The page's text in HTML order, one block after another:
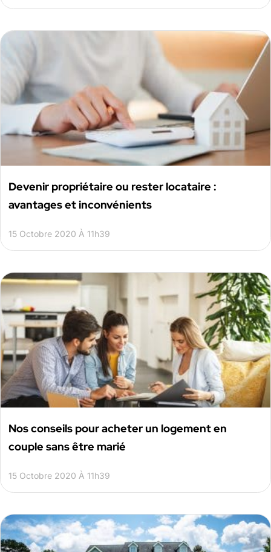
Devenir propriétaire ou rester locataire :
avantages et inconvénients
15 Octobre 2020 À 11h39
Nos conseils pour acheter un logement en
couple sans être marié
15 Octobre 2020 À 11h39